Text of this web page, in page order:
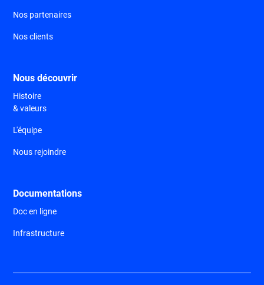
Nos partenaires
Nos clients
Nous découvrir
Histoire
& valeurs
L'équipe
Nous rejoindre
Documentations
Doc en ligne
Infrastructure